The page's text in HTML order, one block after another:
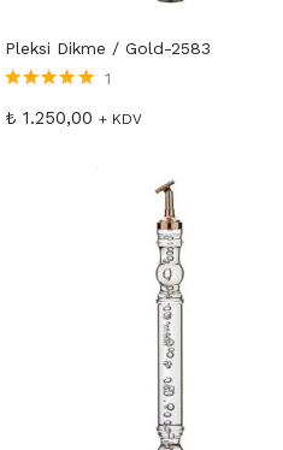
Dirsek 19’luk 135 derece
TA2670
Pleksi Dikme / Gold-2583
5.00 oy aldı
1
₺ 1.250,00 + KDV